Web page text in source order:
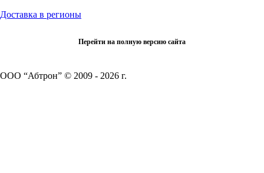
Доставка в регионы
Перейти на полную версию сайта
ООО “Абтрон” © 2009 - 2026 г.